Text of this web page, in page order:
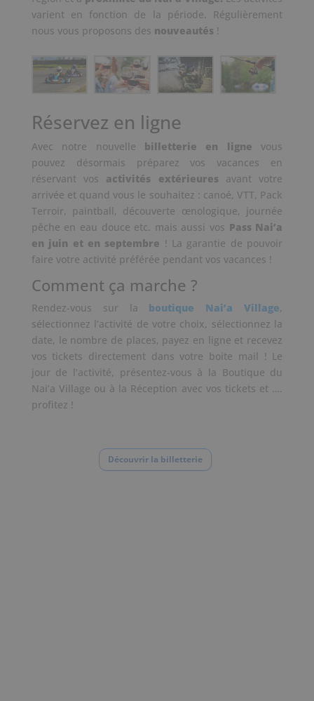
varient en fonction de la période. Régulièrement
nous vous proposons des nouveautés !
Réservez en ligne
Avec notre nouvelle billetterie en lignevous
pouvez désormais préparez vos vacances en
réservant vos activités extérieures avant votre
arrivée et quand vous le souhaitez : canoé, VTT, Pack
Terroir, paintball, découverte œnologique, journée
pêche en eau douce etc. mais aussi vos Pass Nai’a
en juin et en septembre ! La garantie de pouvoir
faire votre activité préférée pendant vos vacances !
Comment ça marche ?
Rendez-vous sur la boutique Nai’a Village,
sélectionnez l’activité de votre choix, sélectionnez la
date, le nombre de places, payez en ligne et recevez
vos tickets directement dans votre boite mail ! Le
jour de l’activité, présentez-vous à la Boutique du
Nai’a Village ou à la Réception avec vos tickets et ….
profitez !
Découvrir la billetterie